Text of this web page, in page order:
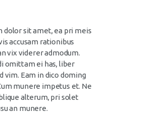
dolor sit amet, ea pri meis
accusam rationibus
vix viderer admodum.
omittam ei has, liber
vim. Eam in dico doming
munere impetus et. Ne
alterum, pri solet
an munere.